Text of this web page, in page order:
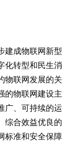
建成物联网新型
化转型和民生消
物联网发展的关
的物联网建设主
广、可持续的运
综合效益优良的
标准和安全保障